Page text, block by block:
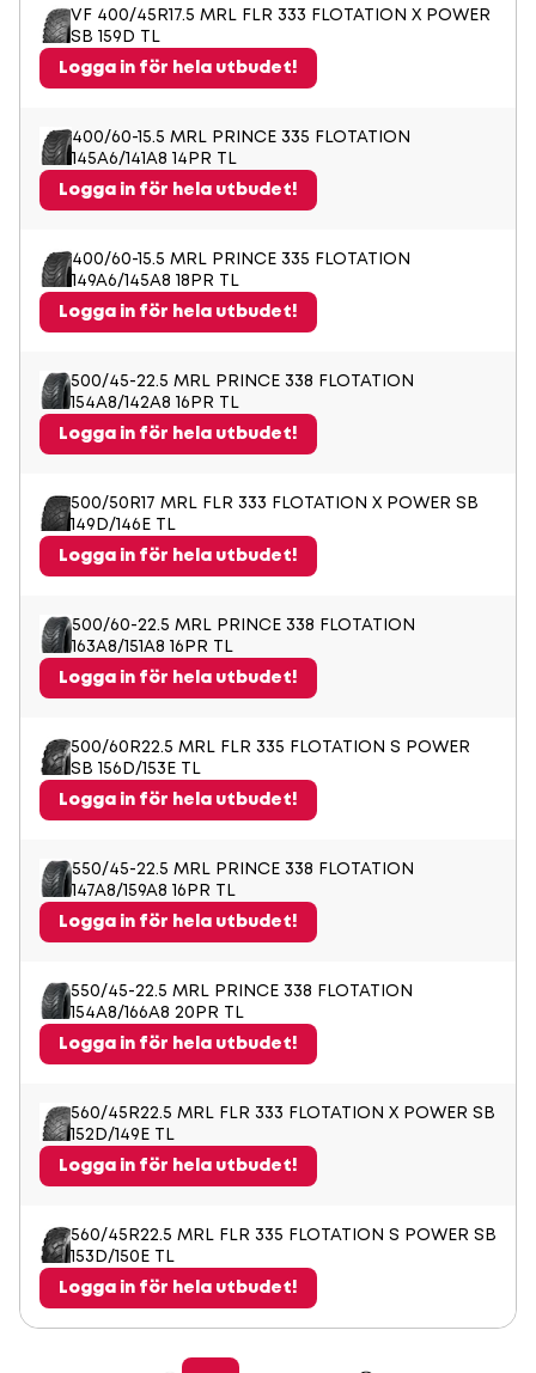
VF 400/45R17.5 MRL FLR 333 FLOTATION X POWER
SB 159D TL
Logga in för hela utbudet!
400/60-15.5 MRL PRINCE 335 FLOTATION
145A6/141A8 14PR TL
Logga in för hela utbudet!
400/60-15.5 MRL PRINCE 335 FLOTATION
149A6/145A8 18PR TL
Logga in för hela utbudet!
500/45-22.5 MRL PRINCE 338 FLOTATION
154A8/142A8 16PR TL
Logga in för hela utbudet!
500/50R17 MRL FLR 333 FLOTATION X POWER SB
149D/146E TL
Logga in för hela utbudet!
500/60-22.5 MRL PRINCE 338 FLOTATION
163A8/151A8 16PR TL
Logga in för hela utbudet!
500/60R22.5 MRL FLR 335 FLOTATION S POWER
SB 156D/153E TL
Logga in för hela utbudet!
550/45-22.5 MRL PRINCE 338 FLOTATION
147A8/159A8 16PR TL
Logga in för hela utbudet!
550/45-22.5 MRL PRINCE 338 FLOTATION
154A8/166A8 20PR TL
Logga in för hela utbudet!
560/45R22.5 MRL FLR 333 FLOTATION X POWER SB
152D/149E TL
Logga in för hela utbudet!
560/45R22.5 MRL FLR 335 FLOTATION S POWER SB
153D/150E TL
Logga in för hela utbudet!